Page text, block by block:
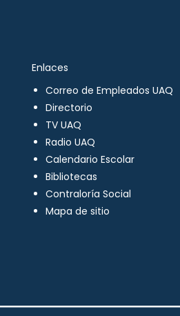
Enlaces
Correo de Empleados UAQ
Directorio
TV UAQ
Radio UAQ
Calendario Escolar
Bibliotecas
Contraloría Social
Mapa de sitio